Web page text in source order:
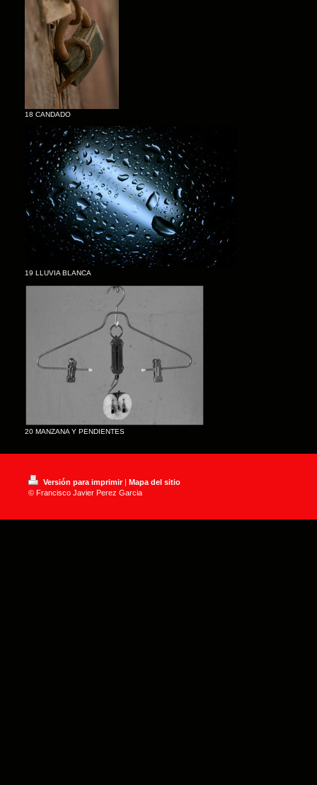
18 CANDADO
19 LLUVIA BLANCA
20 MANZANA Y PENDIENTES
Versión para imprimir | Mapa del sitio
© Francisco Javier Perez Garcia